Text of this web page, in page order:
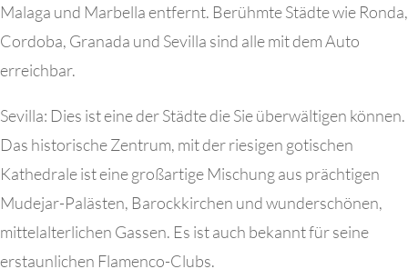
Malaga und Marbella entfernt. Berühmte Städte wie Ronda,
Cordoba, Granada und Sevilla sind alle mit dem Auto
erreichbar.
Sevilla: Dies ist eine der Städte die Sie überwältigen können.
Das historische Zentrum, mit der riesigen gotischen
Kathedrale ist eine großartige Mischung aus prächtigen
Mudejar-Palästen, Barockkirchen und wunderschönen,
mittelalterlichen Gassen. Es ist auch bekannt für seine
erstaunlichen Flamenco-Clubs.